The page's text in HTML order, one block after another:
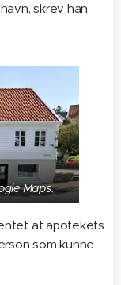
skrev han
Maps.
at apotekets
som kunne